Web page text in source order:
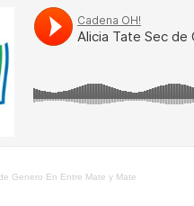
Genero En Entre Mate y Mate